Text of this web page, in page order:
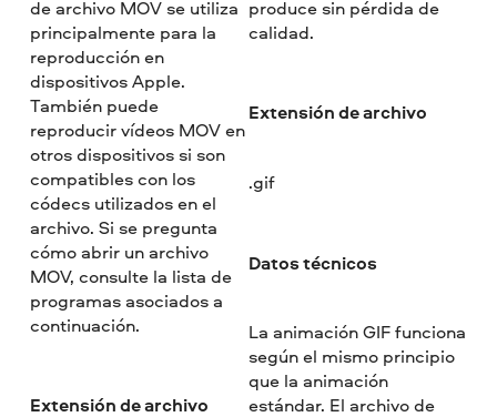
de archivo MOV se utiliza
principalmente para la
reproducción en
dispositivos Apple.
También puede
reproducir vídeos MOV en
otros dispositivos si son
compatibles con los
códecs utilizados en el
archivo. Si se pregunta
cómo abrir un archivo
MOV, consulte la lista de
programas asociados a
continuación.
Extensión de archivo
produce sin pérdida de
calidad.
Extensión de archivo
.gif
Datos técnicos
La animación GIF funciona
según el mismo principio
que la animación
estándar. El archivo de